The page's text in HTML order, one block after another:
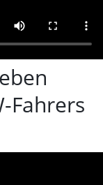
Fahrers